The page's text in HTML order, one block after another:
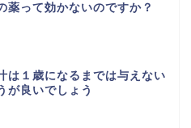
薬って効かないのですか？
は１歳になるまでは与えない
が良いでしょう